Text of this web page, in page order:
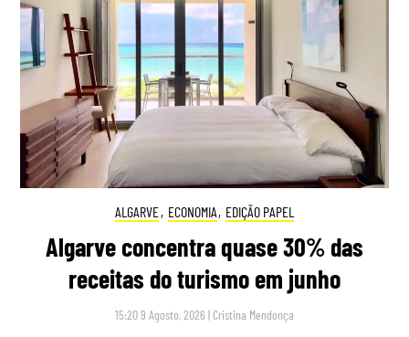
ALGARVE, ECONOMIA, EDIÇÃO PAPEL
Algarve concentra quase 30% das
receitas do turismo em junho
15:20 9 Agosto, 2026 | Cristina Mendonça